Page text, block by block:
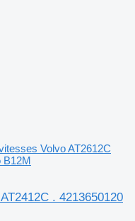
Volvo AT2612C
B12M
. 4213650120